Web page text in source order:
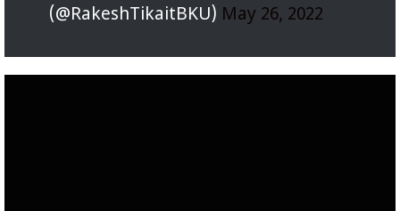
(@RakeshTikaitBKU) May 26, 2022